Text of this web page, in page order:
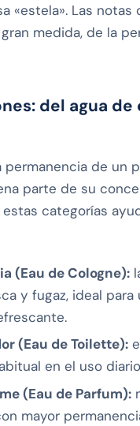
«estela». Las notas
medida, de la
del agua de
permanencia de un
parte de su
categorías
(Eau de Cologne):
y fugaz, ideal para
(Eau de Toilette):
en el uso
(Eau de Parfum):
mayor